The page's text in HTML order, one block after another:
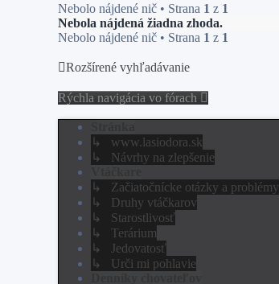
Nebolo nájdené nič • Strana 1 z 1
Nebola nájdená žiadna zhoda.
Nebolo nájdené nič • Strana 1 z 1
Rozšírené vyhľadávanie
Rýchla navigácia vo fórach
↳ www.lasiodora.sk
↳ Návrhy na zlepšenie
↳ Začiatočnícke otázky a problémy
↳ Druhy vtáčkarov
↳ Starostlivosť
↳ Terárium
↳ Jedovatosť
↳ Urči mi pohlavie